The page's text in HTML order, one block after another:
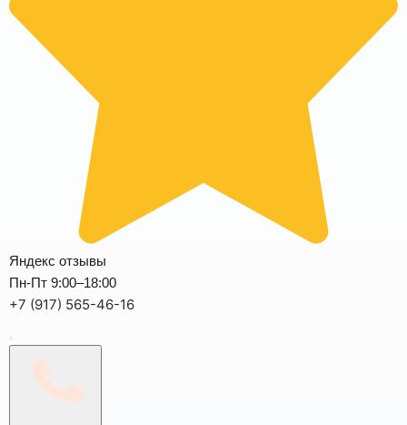
Яндекс отзывы
Пн-Пт 9:00–18:00
+7 (917) 565-46-16